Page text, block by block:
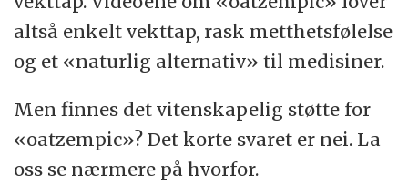
altså enkelt vekttap, rask metthetsfølelse
og et «naturlig alternativ» til medisiner.
Men finnes det vitenskapelig støtte for
«oatzempic»? Det korte svaret er nei. La
oss se nærmere på hvorfor.